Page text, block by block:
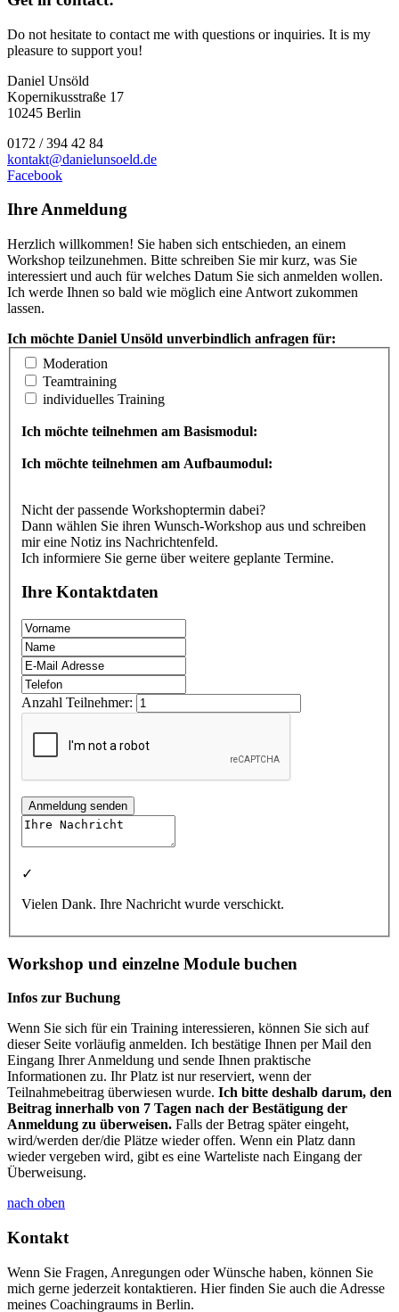
Do not hesitate to contact me with questions or inquiries. It is my
pleasure to support you!
Daniel Unsöld
Kopernikusstraße 17
10245 Berlin
0172 / 394 42 84
kontakt@danielunsoeld.de
Facebook
Ihre Anmeldung
Herzlich willkommen! Sie haben sich entschieden, an einem
Workshop teilzunehmen. Bitte schreiben Sie mir kurz, was Sie
interessiert und auch für welches Datum Sie sich anmelden wollen.
Ich werde Ihnen so bald wie möglich eine Antwort zukommen
lassen.
Ich möchte Daniel Unsöld unverbindlich anfragen für:
Moderation
Teamtraining
individuelles Training
Ich möchte teilnehmen am Basismodul:
Ich möchte teilnehmen am Aufbaumodul:
Nicht der passende Workshoptermin dabei?
Dann wählen Sie ihren Wunsch-Workshop aus und schreiben
mir eine Notiz ins Nachrichtenfeld.
Ich informiere Sie gerne über weitere geplante Termine.
Ihre Kontaktdaten
Anzahl Teilnehmer:
Anmeldung senden
✓
Vielen Dank. Ihre Nachricht wurde verschickt.
Workshop und einzelne Module buchen
Infos zur Buchung
Wenn Sie sich für ein Training interessieren, können Sie sich auf
dieser Seite vorläufig anmelden. Ich bestätige Ihnen per Mail den
Eingang Ihrer Anmeldung und sende Ihnen praktische
Informationen zu. Ihr Platz ist nur reserviert, wenn der
Teilnahmebeitrag überwiesen wurde. Ich bitte deshalb darum, den
Beitrag innerhalb von 7 Tagen nach der Bestätigung der
Anmeldung zu überweisen. Falls der Betrag später eingeht,
wird/werden der/die Plätze wieder offen. Wenn ein Platz dann
wieder vergeben wird, gibt es eine Warteliste nach Eingang der
Überweisung.
nach oben
Kontakt
Wenn Sie Fragen, Anregungen oder Wünsche haben, können Sie
mich gerne jederzeit kontaktieren. Hier finden Sie auch die Adresse
meines Coachingraums in Berlin.